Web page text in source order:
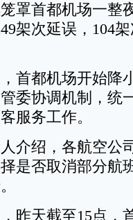
罩首都机场一整
架次延误，104
都机场开始降
委协调机制，统
服务工作。
绍，各航空公
是否取消部分航
天截至15点，